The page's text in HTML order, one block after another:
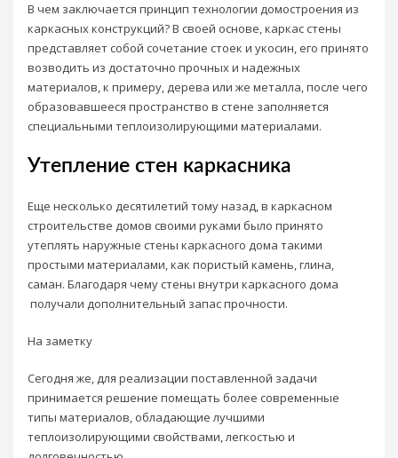
В чем заключается принцип технологии домостроения из
каркасных конструкций? В своей основе, каркас стены
представляет собой сочетание стоек и укосин, его принято
возводить из достаточно прочных и надежных
материалов, к примеру, дерева или же металла, после чего
образовавшееся пространство в стене заполняется
специальными теплоизолирующими материалами.
Утепление стен каркасника
Еще несколько десятилетий тому назад, в каркасном
строительстве домов своими руками было принято
утеплять наружные стены каркасного дома такими
простыми материалами, как пористый камень, глина,
саман. Благодаря чему стены внутри каркасного дома
получали дополнительный запас прочности.
На заметку
Сегодня же, для реализации поставленной задачи
принимается решение помещать более современные
типы материалов, обладающие лучшими
теплоизолирующими свойствами, легкостью и